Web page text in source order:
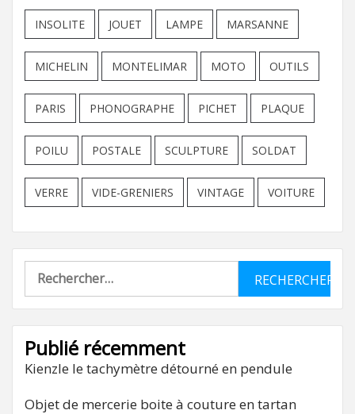
INSOLITE JOUET LAMPE MARSANNE
MICHELIN MONTELIMAR MOTO OUTILS
PARIS PHONOGRAPHE PICHET PLAQUE
POILU POSTALE SCULPTURE SOLDAT
VERRE VIDE-GRENIERS VINTAGE VOITURE
Rechercher :
Publié récemment
Kienzle le tachymètre détourné en pendule
Objet de mercerie boite à couture en tartan